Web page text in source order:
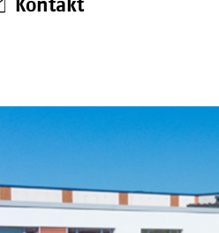
Kontakt